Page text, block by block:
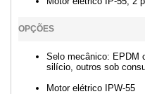
OPÇÕES
Selo mecânico: EPDM
silício, outros sob
Motor elétrico IPW-55